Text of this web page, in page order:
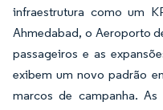
infraestrutura como um
Ahmedabad, o Aeroporto
passageiros e as
exibem um novo padrão
marcos de campanha. As